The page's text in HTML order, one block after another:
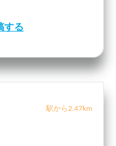
する
駅から2.47km